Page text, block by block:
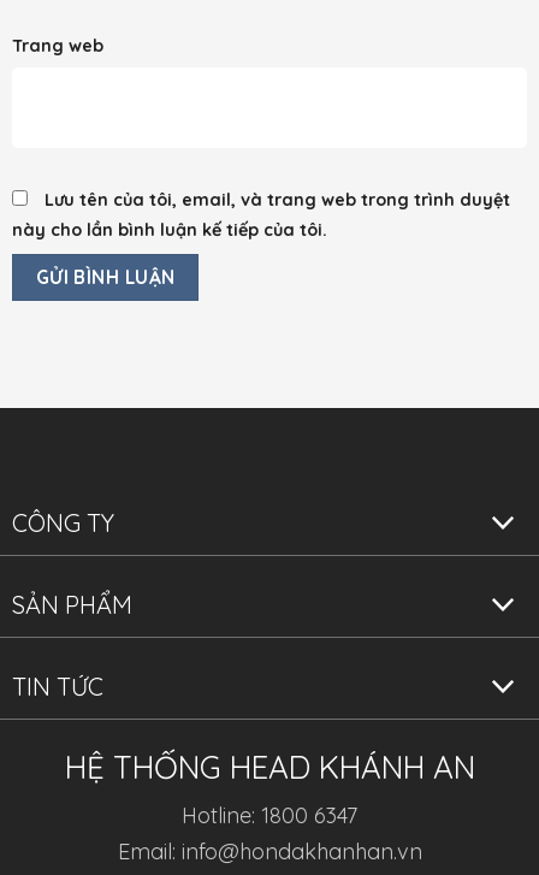
Trang web
Lưu tên của tôi, email, và trang web trong trình duyệt
này cho lần bình luận kế tiếp của tôi.
CÔNG TY
SẢN PHẨM
TIN TỨC
HỆ THỐNG HEAD KHÁNH AN
Hotline: 1800 6347
Email: info@hondakhanhan.vn